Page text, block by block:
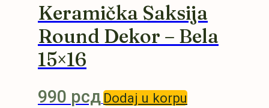
Keramička Saksija
Round Dekor – Bela
15×16
990 рсд Dodaj u korpu